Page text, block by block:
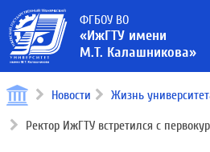
ФГБОУ ВО
«ИжГТУ имени
М.Т. Калашникова»
Новости Жизнь
Ректор ИжГТУ встретился с